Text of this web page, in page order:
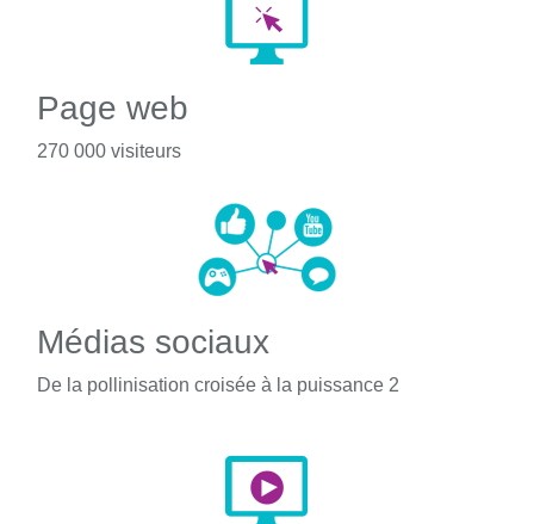
Page web
270 000 visiteurs
Médias sociaux
De la pollinisation croisée à la puissance 2